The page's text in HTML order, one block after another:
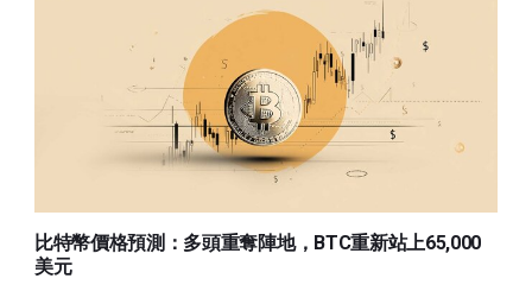
比特幣價格預測：多頭重奪陣地，BTC重新站上65,000
美元